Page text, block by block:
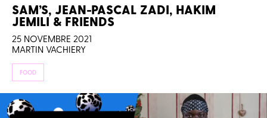
SAM’S, JEAN-PASCAL ZADI, HAKIM
JEMILI & FRIENDS
25 NOVEMBRE 2021
MARTIN VACHIERY
FOOD